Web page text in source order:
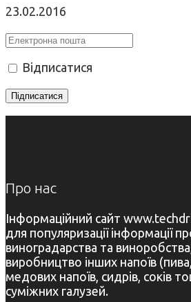
23.02.2016
Відписатися
Про нас
Інформаційний сайт
для популяризації інформації
виноградарства та
виробництво інших напоїв
медових напоїв, сидрів, соків
суміжних галузей.